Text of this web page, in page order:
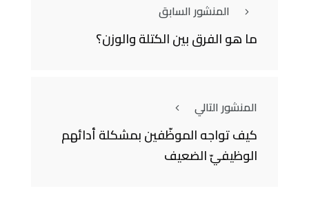
المنشور السابق
ما هو الفرق بين الكتلة والوزن؟
المنشور التالي
كيف تواجه الموظّفين بمشكلة أدائهم
الوظيفيّ الضعيف